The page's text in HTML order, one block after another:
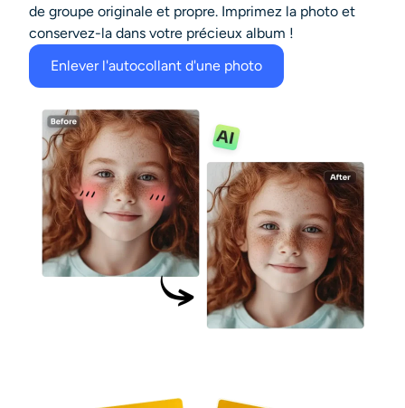
de groupe originale et propre. Imprimez la photo et
conservez-la dans votre précieux album !
Enlever l'autocollant d'une photo